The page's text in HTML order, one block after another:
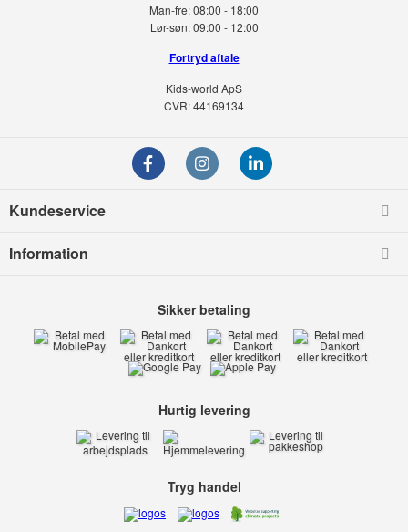
Man-fre:08:00 - 18:00
Lør-søn:09:00 - 12:00
Fortryd aftale
Kids-world ApS
CVR: 44169134
Kundeservice
Information
Sikker betaling
Hurtig levering
Tryg handel